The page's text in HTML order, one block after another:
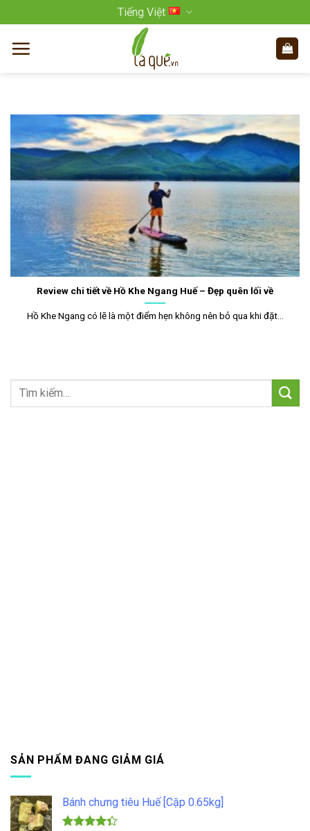
qua
nội
Tiếng Việt
Review chi tiết về Hồ Khe Ngang Huế – Đẹp quên lối về
Hồ Khe Ngang có lẽ là một điểm hẹn không nên bỏ qua khi đặt...
SẢN PHẨM ĐANG GIẢM GIÁ
Bánh chưng tiêu Huế [Cặp 0.65kg]